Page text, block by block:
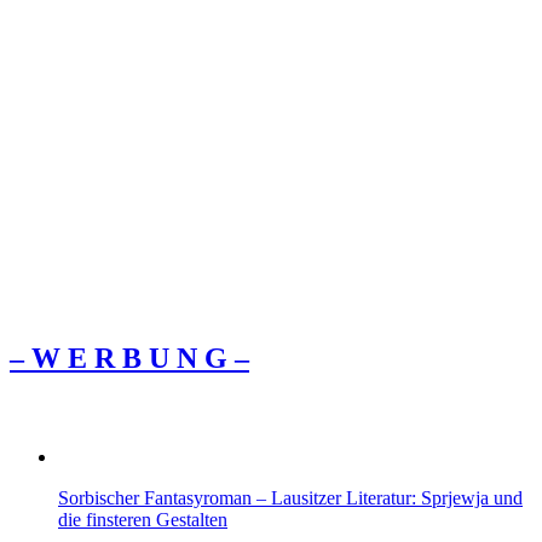
– W Ε R Β U Ν G –
Sorbischer Fantasyroman – Lausitzer Literatur: Sprjewja und
die finsteren Gestalten